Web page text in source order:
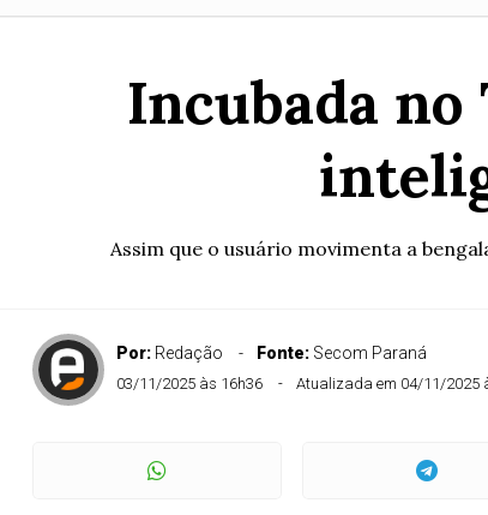
Incubada no
Assim que o usuário movimenta a
Por: Redação Fonte: Secom Paraná
03/11/2025 às 16h36 Atualizada em 04/11/2025